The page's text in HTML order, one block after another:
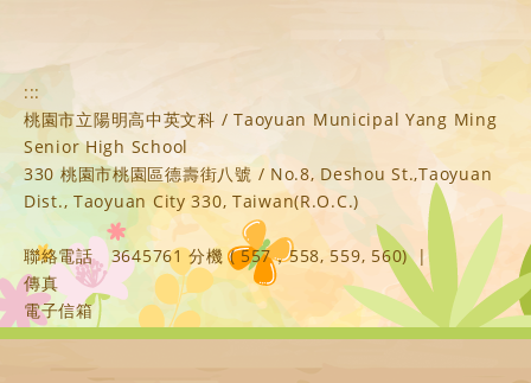
:::
桃園市立陽明高中英文科 / Taoyuan Municipal Yang Ming
Senior High School
330 桃園市桃園區德壽街八號 / No.8, Deshou St.,Taoyuan
Dist., Taoyuan City 330, Taiwan(R.O.C.)
聯絡電話 3645761 分機 ( 557，558, 559, 560) |
傳真
電子信箱